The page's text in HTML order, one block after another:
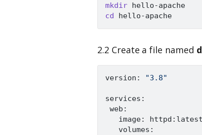
mkdir
cd
2.2 Create a file named
version: "3.8"
services:
web:
   image: httpd:latest
   volumes: